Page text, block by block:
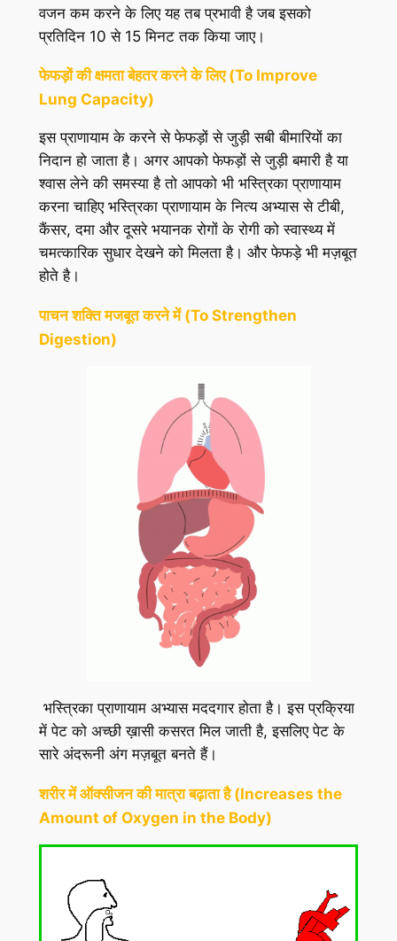
वजन कम करने के लिए यह तब प्रभावी है जब इसको
प्रतिदिन 10 से 15 मिनट तक किया जाए।
फेफड़ों की क्षमता बेहतर करने के लिए (To Improve
Lung Capacity)
इस प्राणायाम के करने से फेफड़ों से जुड़ी सबी बीमारियों का
निदान हो जाता है। अगर आपको फेफड़ों से जुड़ी बमारी है या
श्वास लेने की समस्या है तो आपको भी भस्त्रिका प्राणायाम
करना चाहिए भस्त्रिका प्राणायाम के नित्य अभ्यास से टीबी,
कैंसर, दमा और दूसरे भयानक रोगों के रोगी को स्वास्थ्य में
चमत्कारिक सुधार देखने को मिलता है। और फेफड़े भी मज़बूत
होते है।
पाचन शक्ति मजबूत करने में (To Strengthen
Digestion)
भस्त्रिका प्राणायाम अभ्यास मददगार होता है। इस प्रक्रिया
में पेट को अच्छी ख़ासी कसरत मिल जाती है, इसलिए पेट के
सारे अंदरूनी अंग मज़बूत बनते हैं।
शरीर में ऑक्सीजन की मात्रा बढ़ाता है (Increases the
Amount of Oxygen in the Body)